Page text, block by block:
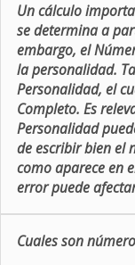
Un cálculo
se determina a
embargo, el
la personalidad.
Personalidad, el
Completo. Es
Personalidad
de escribir bien el
como aparece en
error puede
Cuales son